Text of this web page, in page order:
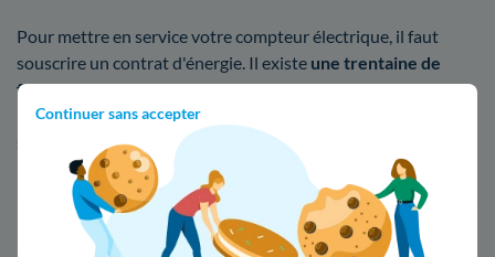
Continuer sans accepter
Pour mettre en service votre compteur électrique, il faut
souscrire un contrat d'énergie. Il existe une trentaine de
fournisseursd'électricité et de gaz en France, depuis
l'ouverture du marché à la concurrence en 2007. Si vous ne
savez pas quel fournisseur choisir, voici une liste de ceux
présents à Lesparre-Médoc
Fournisseur Prix du kWh*